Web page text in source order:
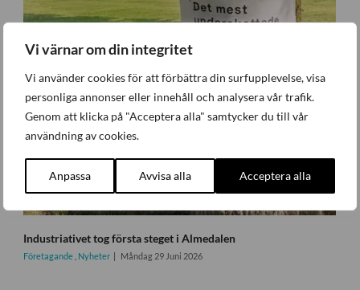
Vi värnar om din integritet
Vi använder cookies för att förbättra din surfupplevelse, visa
personliga annonser eller innehåll och analysera vår trafik.
Genom att klicka på "Acceptera alla" samtycker du till vår
användning av cookies.
Anpassa Avvisa alla Acceptera alla
Industriativet tog första steget i Almedalen
Företagande Nyheter Måndag 29 Juni 2026